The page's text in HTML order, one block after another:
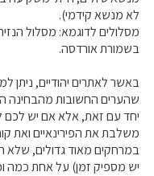
לא מנשא קידמי).
מסלולים לדוגמא: מסלול
בשמורת אורדסה.
באשר לאתרים יהודיים, ניתן
שהערים החשובות מהבחינה
יחד עם זאת, אלא אם יש לכם
משלבת את הפירינאיים ואת
במרחקים מאוד גדולים, שלא
יש מספיק זמן) על אחת כמה